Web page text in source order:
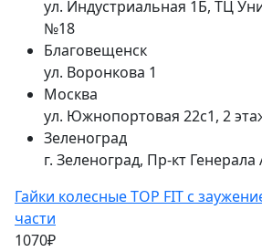
ул. Индустриальная 1Б, ТЦ
№18
Благовещенск
ул. Воронкова 1
Москва
ул. Южнопортовая 22с1, 2
Зеленоград
г. Зеленоград, Пр-кт Генерала
Гайки колесные TOP FIT с
части
1070₽